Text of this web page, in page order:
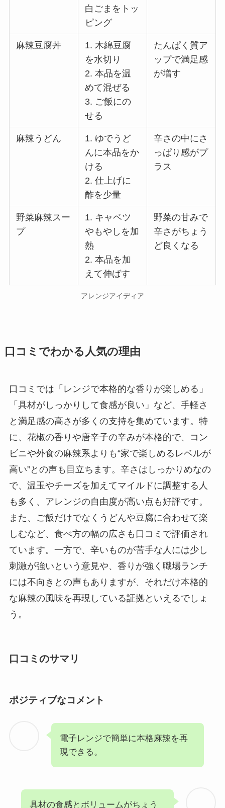
白ごまをトッ
ピング
麻辣豆腐丼
1. 木綿豆腐
を水切り
2. 本品を温
めて混ぜる
3. ご飯にの
せる
たんぱく質ア
ップで満足感
が増す
麻辣うどん
1. ゆでうど
んに本品をか
ける
2. 仕上げに
酢を少量
辛さの中にさ
っぱり感がプ
ラス
野菜麻辣スー
プ
1. キャベツ
やもやしを加
熱
2. 本品を加
えて伸ばす
野菜の甘みで
辛さがちょう
ど良くなる
アレンジアイディア
口コミでわかる人気の理由
口コミでは「レンジで本格的な香りが楽しめる」
「具材がしっかりして食感が良い」など、手軽さ
と満足感の高さが多くの支持を集めています。特
に、花椒の香りや唐辛子の辛みが本格的で、コン
ビニや外食の麻辣系よりも“家で楽しめるレベルが
高い”との声も目立ちます。辛さはしっかりめなの
で、温玉やチーズを加えてマイルドに調整する人
も多く、アレンジの自由度が高い点も好評です。
また、ご飯だけでなくうどんや豆腐に合わせて楽
しむなど、食べ方の幅の広さも口コミで評価され
ています。一方で、辛いものが苦手な人には少し
刺激が強いという意見や、香りが強く職場ランチ
には不向きとの声もありますが、それだけ本格的
な麻辣の風味を再現している証拠といえるでしょ
う。
口コミのサマリ
ポジティブなコメント
電子レンジで簡単に本格麻辣を再
現できる。
具材の食感とボリュームがちょう